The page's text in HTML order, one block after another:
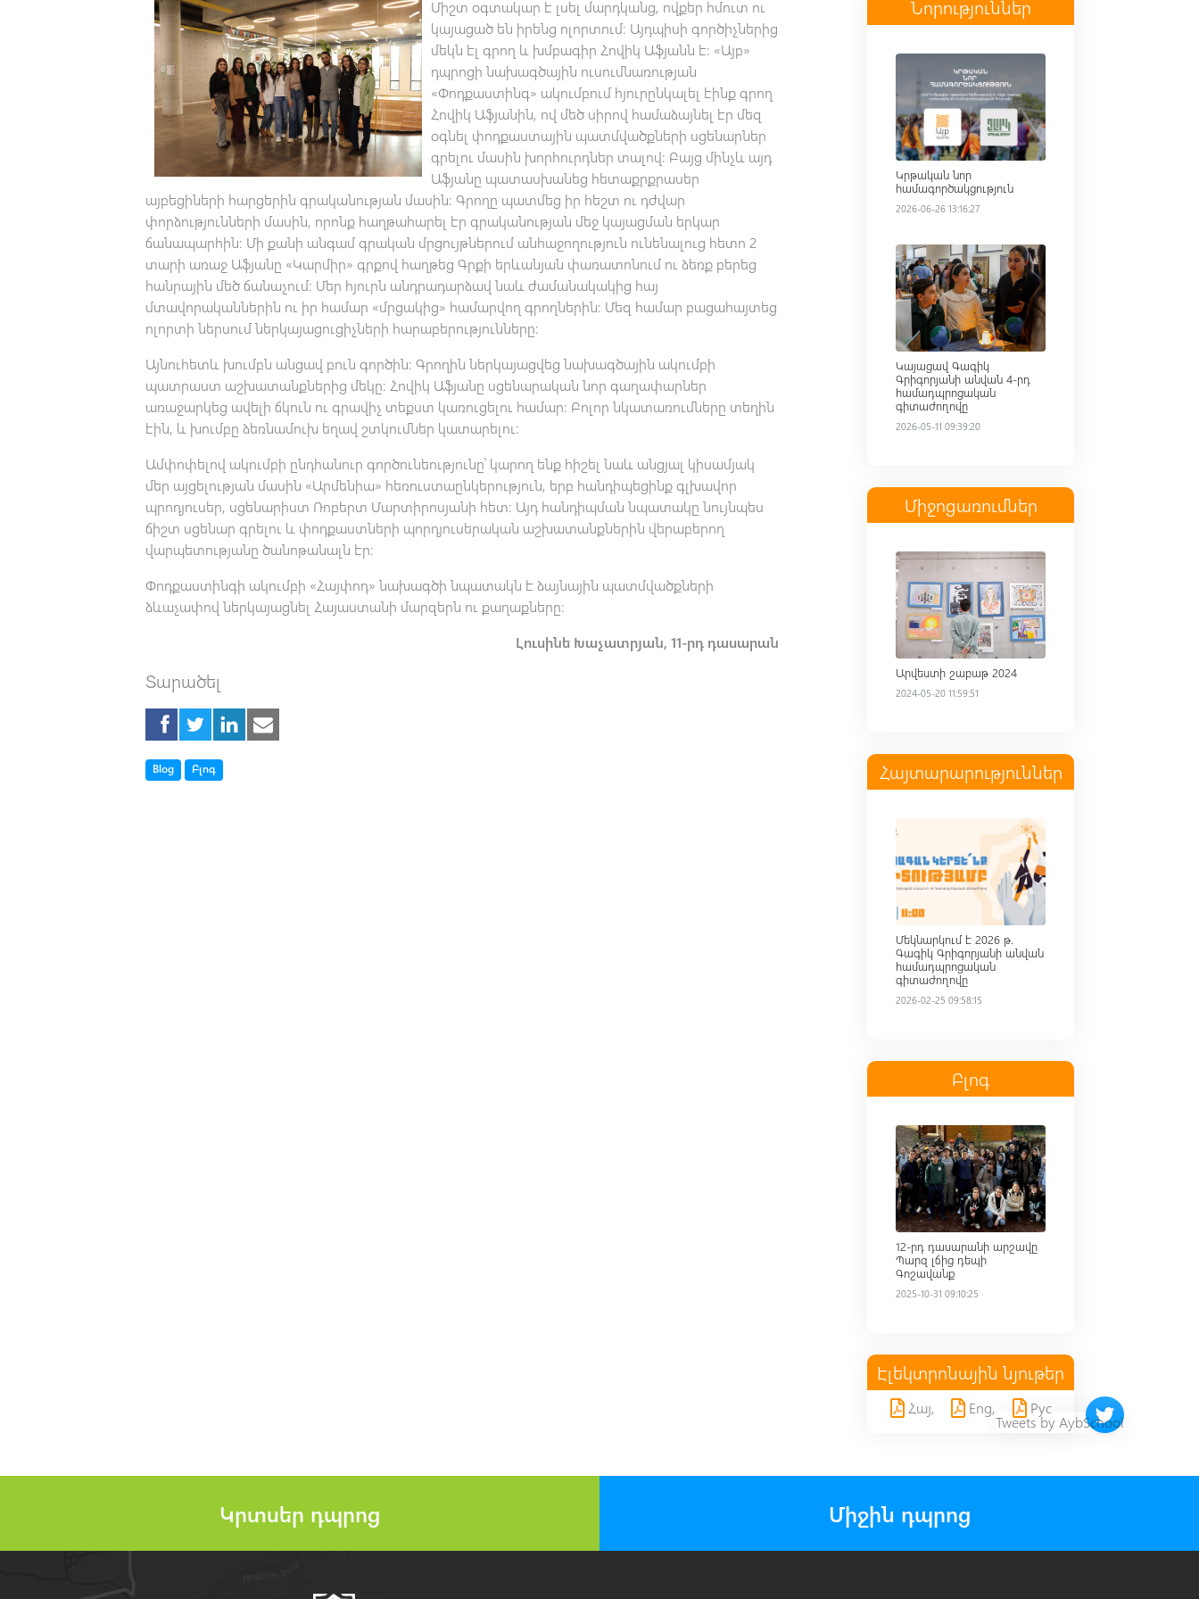
Միշտ օգտակար է լսել մարդկանց, ովքեր հմուտ ու
կայացած են իրենց ոլորտում: Այդպիսի գործիչներից
մեկն էլ գրող և խմբագիր Հովիկ Աֆյանն է: «Այբ»
դպրոցի նախագծային ուսումնառության
«Փոդքաստինգ» ակումբում հյուրընկալել էինք գրող
Հովիկ Աֆյանին, ով մեծ սիրով համաձայնել էր մեզ
օգնել փոդքաստային պատմվածքների սցենարներ
գրելու մասին խորհուրդներ տալով: Բայց մինչև այդ
Աֆյանը պատասխանեց հետաքրքրասեր
այբեցիների հարցերին գրականության մասին: Գրողը պատմեց իր հեշտ ու դժվար
փորձությունների մասին, որոնք հաղթահարել էր գրականության մեջ կայացման երկար
ճանապարհին: Մի քանի անգամ գրական մրցույթներում անհաջողություն ունենալուց հետո 2
տարի առաջ Աֆյանը «Կարմիր» գրքով հաղթեց Գրքի երևանյան փառատոնում ու ձեռք բերեց
հանրային մեծ ճանաչում: Մեր հյուրն անդրադարձավ նաև ժամանակակից հայ
մտավորականներին ու իր համար «մրցակից» համարվող գրողներին: Մեզ համար բացահայտեց
ոլորտի ներսում ներկայացուցիչների հարաբերությունները:
Այնուհետև խումբն անցավ բուն գործին: Գրողին ներկայացվեց նախագծային ակումբի
պատրաստ աշխատանքներից մեկը: Հովիկ Աֆյանը սցենարական նոր գաղափարներ
առաջարկեց ավելի ճկուն ու գրավիչ տեքստ կառուցելու համար: Բոլոր նկատառումները տեղին
էին, և խումբը ձեռնամուխ եղավ շտկումներ կատարելու:
Ամփոփելով ակումբի ընդհանուր գործունեությունը՝ կարող ենք հիշել նաև անցյալ կիսամյակ
մեր այցելության մասին «Արմենիա» հեռուստաընկերություն, երբ հանդիպեցինք գլխավոր
պրոդյուսեր, սցենարիստ Ռոբերտ Մարտիրոսյանի հետ: Այդ հանդիպման նպատակը նույնպես
ճիշտ սցենար գրելու և փոդքաստների պորդյուսերական աշխատանքներին վերաբերող
վարպետությանը ծանոթանալն էր:
Փոդքաստինգի ակումբի «Հայփոդ» նախագծի նպատակն է ձայնային պատմվածքների
ձևաչափով ներկայացնել Հայաստանի մարզերն ու քաղաքները:
Լուսինե Խաչատրյան, 11-րդ դասարան
Տարածել
TagBlog TagԲլոգ
Նորություններ
Կրթական նոր
համագործակցություն
2026-06-26 13:16:27
Read more
Կայացավ Գագիկ
Գրիգորյանի անվան 4-րդ
համադպրոցական
գիտաժողովը
2026-05-11 09:39:20
Միջոցառումներ
Read more
Արվեստի շաբաթ 2024
2024-05-20 11:59:51
Հայտարարություններ
Read more
Մեկնարկում է 2026 թ.
Գագիկ Գրիգորյանի անվան
համադպրոցական
գիտաժողովը
2026-02-25 09:58:15
Բլոգ
Read more
12-րդ դասարանի արշավը
Պարզ լճից դեպի
Գոշավանք
2025-10-31 09:10:25
Էլեկտրոնային նյութեր
Հայ, Eng, Рус Twitter timeline
Tweets by AybSchool
Կրտսեր դպրոց Միջին դպրոց